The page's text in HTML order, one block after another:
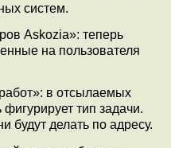
систем.
Askozia»: теперь
на пользователя
в отсылаемых
тип задачи.
будут делать по адресу.